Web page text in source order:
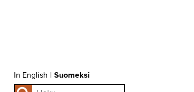
Choose
language
In English | Suomeksi
Haku: